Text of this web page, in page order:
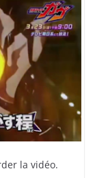
la vidéo.